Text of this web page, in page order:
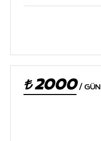
2000 / GÜN